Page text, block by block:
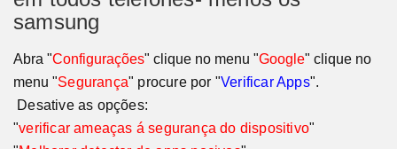
samsung
Abra "Configurações" clique no menu "Google" clique no
menu "Segurança" procure por "Verificar Apps".
Desative as opções:
"verificar ameaças á segurança do dispositivo"